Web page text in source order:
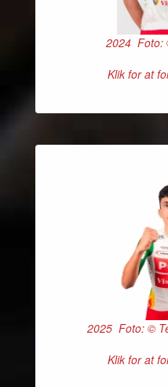
2024 Foto:
Klik for at
2025 Foto: ©
Klik for at